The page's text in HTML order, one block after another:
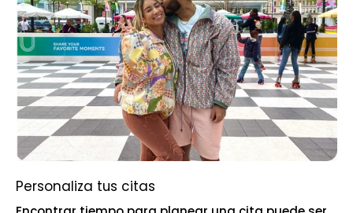
Personaliza tus citas